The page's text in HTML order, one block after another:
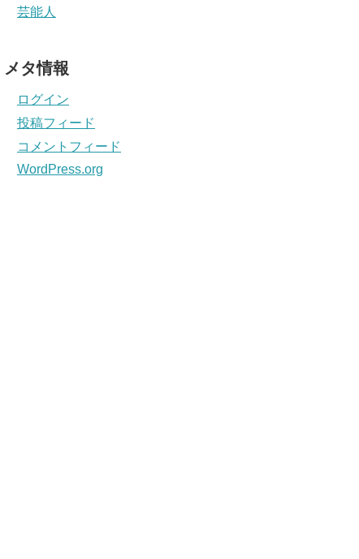
芸能人
メタ情報
ログイン
投稿フィード
コメントフィード
WordPress.org